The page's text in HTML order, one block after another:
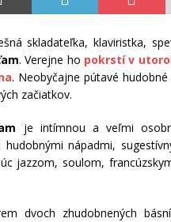
skladateľka, klaviristka,
. Verejne ho pokrstí v
. Neobyčajne pútavé
začiatkov.
je intímnou a veľmi
hudobnými nápadmi,
jazzom, soulom,
dvoch zhudobnených